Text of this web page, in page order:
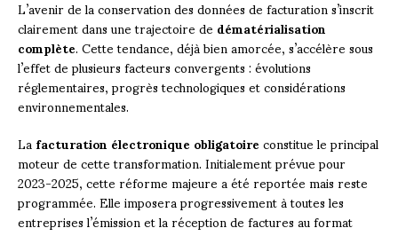
L’avenir de la conservation des données de facturation s’inscrit
clairement dans une trajectoire dedématérialisation
complète. Cette tendance, déjà bien amorcée, s’accélère sous
l’effet de plusieurs facteurs convergents : évolutions
réglementaires, progrès technologiques et considérations
environnementales.
Lafacturation électronique obligatoireconstitue le principal
moteur de cette transformation. Initialement prévue pour
2023-2025, cette réforme majeure a été reportée mais reste
programmée. Elle imposera progressivement à toutes les
entreprises l’émission et la réception de factures au format